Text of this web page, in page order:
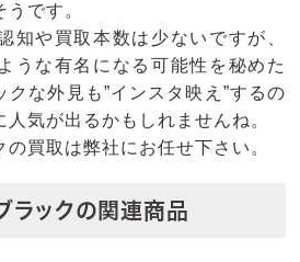
です。
知や買取本数は少ないですが、
うな有名になる可能性を秘めた
クな外見も”インスタ映え”するの
気が出るかもしれませんね。
買取は弊社にお任せ下さい。
ラックの関連商品